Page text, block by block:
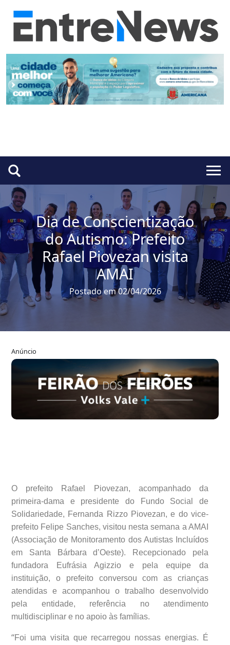
Dia de Conscientização
do Autismo: Prefeito
Rafael Piovezan visita
AMAI
Postado em 02/04/2026
Anúncio
O prefeito Rafael Piovezan, acompanhado da
primeira-dama e presidente do Fundo Social de
Solidariedade, Fernanda Rizzo Piovezan, e do vice-
prefeito Felipe Sanches, visitou nesta semana a AMAI
(Associação de Monitoramento dos Autistas Incluídos
em Santa Bárbara d’Oeste). Recepcionado pela
fundadora Eufrásia Agizzio e pela equipe da
instituição, o prefeito conversou com as crianças
atendidas e acompanhou o trabalho desenvolvido
pela entidade, referência no atendimento
multidisciplinar e no apoio às famílias.
“Foi uma visita que recarregou nossas energias. É